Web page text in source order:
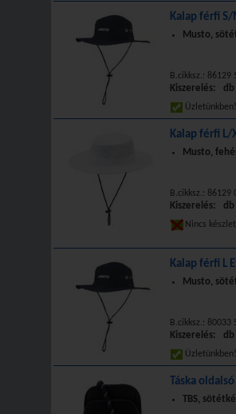
Kalap férfi
Musto,
B.cikksz.: 86129
Kiszerelés: db
Kalap férfi L/
Musto,
B.cikksz.: 86129
Kiszerelés: db
Nincs
Kalap férfi L
Musto,
B.cikksz.: 80033
Kiszerelés: db
Táska oldalsó
TBS,